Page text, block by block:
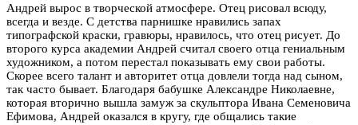
Андрей вырос в творческой атмосфере. Отец рисовал всюду,
всегда и везде. С детства парнишке нравились запах
типографской краски, гравюры, нравилось, что отец рисует. До
второго курса академии Андрей считал своего отца гениальным
художником, а потом перестал показывать ему свои работы.
Скорее всего талант и авторитет отца довлели тогда над сыном,
так часто бывает. Благодаря бабушке Александре Николаевне,
которая вторично вышла замуж за скульптора Ивана Семеновича
Ефимова, Андрей оказался в кругу, где общались такие